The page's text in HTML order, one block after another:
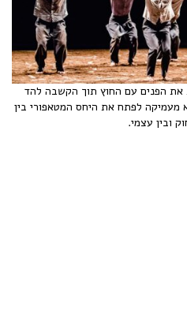
הפנים עם החוץ תוך הקשבה להד
לפתח את היחס המטאפורי בין
ובין עצמי.